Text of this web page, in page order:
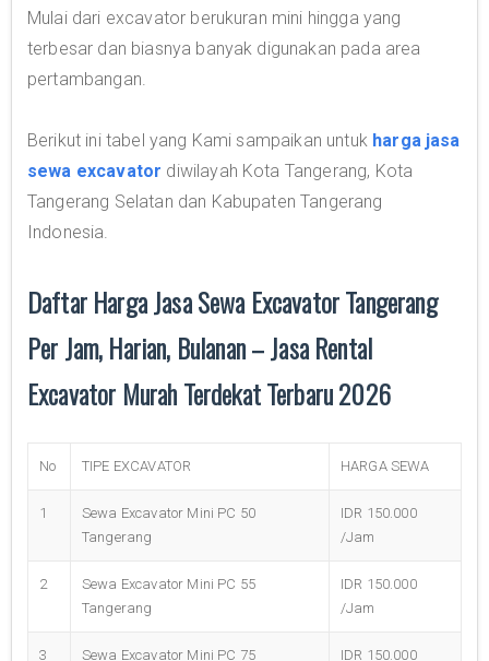
Mulai dari excavator berukuran mini hingga yang
terbesar dan biasnya banyak digunakan pada area
pertambangan.
Berikut ini tabel yang Kami sampaikan untuk harga jasa
sewa excavator diwilayah Kota Tangerang, Kota
Tangerang Selatan dan Kabupaten Tangerang
Indonesia.
Daftar Harga Jasa Sewa Excavator Tangerang
Per Jam, Harian, Bulanan – Jasa Rental
Excavator Murah Terdekat Terbaru 2026
No TIPE EXCAVATOR HARGA SEWA
1
Sewa Excavator Mini PC 50
Tangerang
IDR 150.000
/Jam
2
Sewa Excavator Mini PC 55
Tangerang
IDR 150.000
/Jam
3 Sewa Excavator Mini PC 75 IDR 150.000